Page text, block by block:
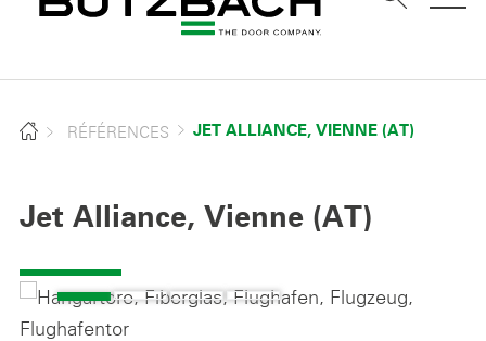
RÉFÉRENCES JET ALLIANCE, VIENNE (AT)
Jet Alliance, Vienne (AT)